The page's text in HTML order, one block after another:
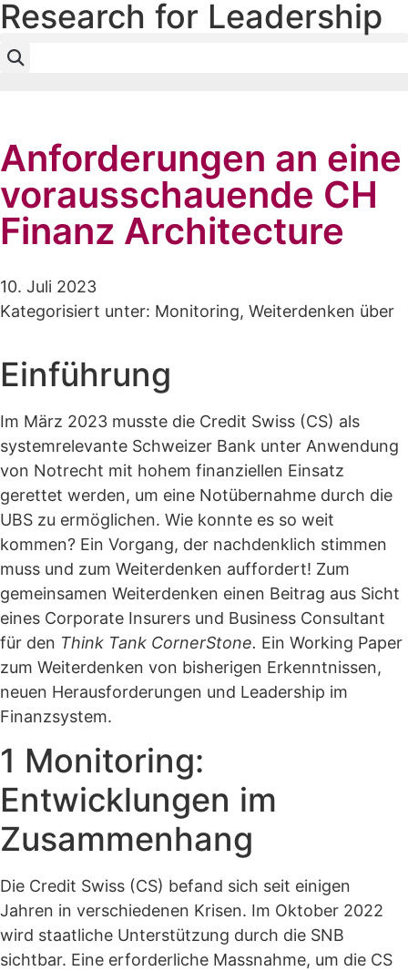
Research for Leadership
Anforderungen an eine
vorausschauende CH
Finanz Architecture
10. Juli 2023
Kategorisiert unter: Monitoring, Weiterdenken über
Einführung
Im März 2023 musste die Credit Swiss (CS) als
systemrelevante Schweizer Bank unter Anwendung
von Notrecht mit hohem finanziellen Einsatz
gerettet werden, um eine Notübernahme durch die
UBS zu ermöglichen. Wie konnte es so weit
kommen? Ein Vorgang, der nachdenklich stimmen
muss und zum Weiterdenken auffordert! Zum
gemeinsamen Weiterdenken einen Beitrag aus Sicht
eines Corporate Insurers und Business Consultant
für den Think Tank CornerStone. Ein Working Paper
zum Weiterdenken von bisherigen Erkenntnissen,
neuen Herausforderungen und Leadership im
Finanzsystem.
1 Monitoring:
Entwicklungen im
Zusammenhang
Die Credit Swiss (CS) befand sich seit einigen
Jahren in verschiedenen Krisen. Im Oktober 2022
wird staatliche Unterstützung durch die SNB
sichtbar. Eine erforderliche Massnahme, um die CS